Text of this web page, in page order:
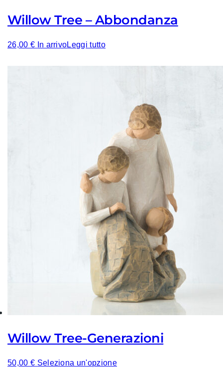
Willow Tree – Abbondanza
26,00 € In arrivoLeggi tutto
Willow Tree-Generazioni
50,00 € Seleziona un'opzione